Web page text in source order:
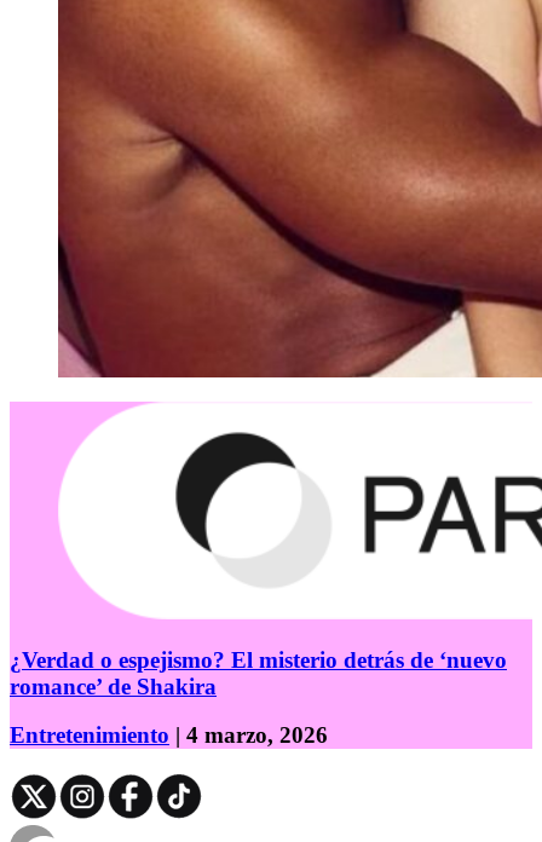
¿Verdad o espejismo? El misterio detrás de ‘nuevo
romance’ de Shakira
Entretenimiento | 4 marzo, 2026